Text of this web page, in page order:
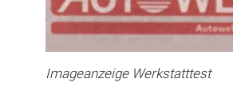
Imageanzeige Werkstatttest